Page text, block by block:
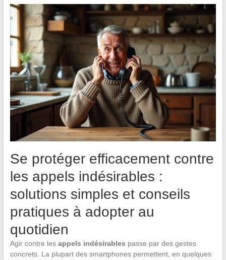
Se protéger efficacement contre
les appels indésirables :
solutions simples et conseils
pratiques à adopter au
quotidien
Agir contre les appels indésirables passe par des gestes
concrets. La plupart des smartphones permettent, en quelques